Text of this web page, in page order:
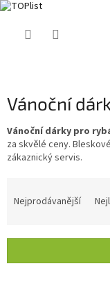
Vánoční
Vánoční dárky pro
za skvělé ceny.
zákaznický servis.
í
Nejprodávanější